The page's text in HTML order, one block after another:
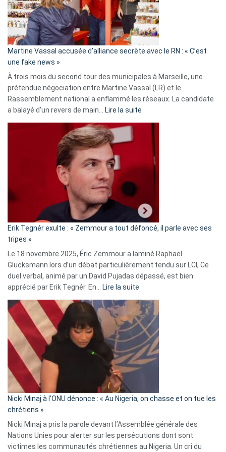
Algérie
Martine Vassal accusée d’alliance secrète avec le RN : « C’est
une fake news »
À trois mois du second tour des municipales à Marseille, une
prétendue négociation entre Martine Vassal (LR) et le
Rassemblement national a enflammé les réseaux. La candidate
a balayé d’un revers de main… Lire la suite
d’alliance
secrète
«
C’est
fake
news
»
Erik Tegnér exulte : « Zemmour a tout défoncé, il parle avec ses
tripes »
Le 18 novembre 2025, Éric Zemmour a laminé Raphaël
Glucksmann lors d’un débat particulièrement tendu sur LCI, Ce
duel verbal, animé par un David Pujadas dépassé, est bien
apprécié par Erik Tegnér. En… Lire la suite
Tegnér
exulte
« Zemmour
a
tout
parle
ses
tripes »
Nicki Minaj à l’ONU dénonce : « Au Nigeria, on chasse et on tue les
chrétiens »
Nicki Minaj a pris la parole devant l’Assemblée générale des
Nations Unies pour alerter sur les persécutions dont sont
victimes les communautés chrétiennes au Nigeria. Un cri du